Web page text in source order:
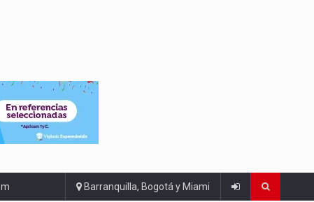
Barranquilla, Bogotá y Miami